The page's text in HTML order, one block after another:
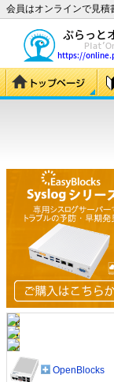
会員はオンラインで見積
OpenBlocks